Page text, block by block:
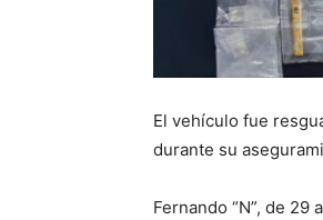
El vehículo fue
durante su
Fernando “N”, de